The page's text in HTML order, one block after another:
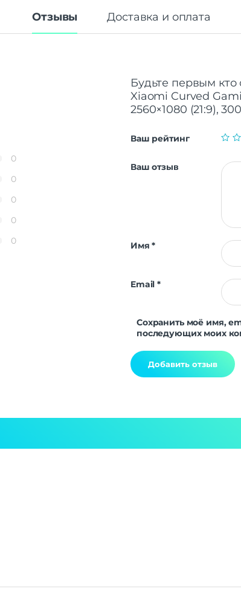
Отзывы Доставка и оплата
0
0
0
0
0
Будьте первым кто
Xiaomi Curved
2560×1080 (21:9),
Ваш рейтинг
Ваш отзыв
Имя*
Email*
Сохранить моё имя,
последующих моих